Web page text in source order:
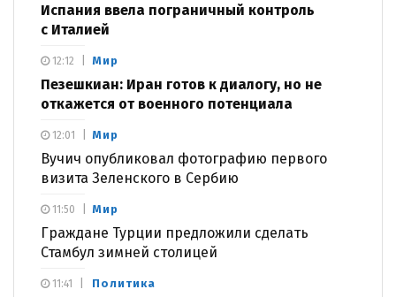
Испания ввела пограничный контроль
с Италией
Мир
Пезешкиан: Иран готов к диалогу, но не
откажется от военного потенциала
12:12
Мир
Вучич опубликовал фотографию первого
визита Зеленского в Сербию
12:01
Мир
Граждане Турции предложили сделать
Стамбул зимней столицей
11:50
Политика
11:41